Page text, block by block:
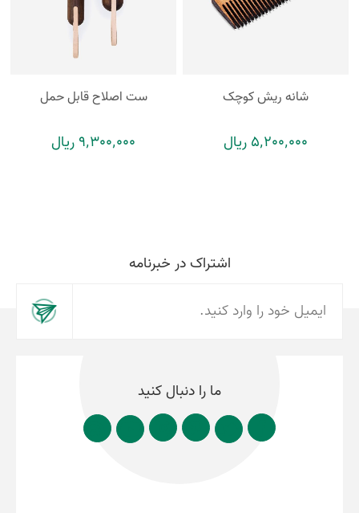
شانه ریش کوچک
5٬200٬000 ریال
ست اصلاح قابل حمل
9٬300٬000 ریال
اشتراک در خبرنامه
ما را دنبال کنید